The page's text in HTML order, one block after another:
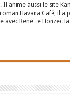
Il anime aussi le site
Havana Café, il a
avec René Le Honzec